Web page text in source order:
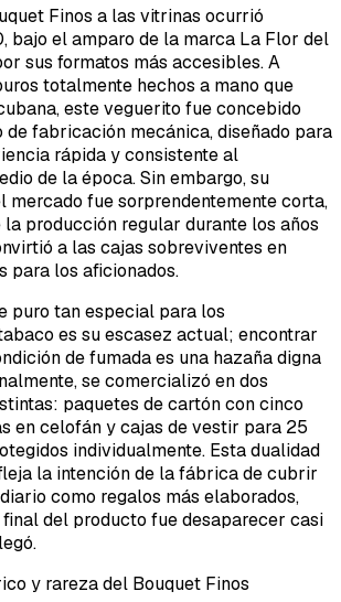
Finos a las vitrinas ocurrió
bajo el amparo de la marca La Flor del
sus formatos más accesibles. A
totalmente hechos a mano que
este veguerito fue concebido
de fabricación mecánica, diseñado para
rápida y consistente al
de la época. Sin embargo, su
mercado fue sorprendentemente corta,
producción regular durante los años
a las cajas sobreviventes en
para los aficionados.
puro tan especial para los
es su escasez actual; encontrar
de fumada es una hazaña digna
se comercializó en dos
paquetes de cartón con cinco
en celofán y cajas de vestir para 25
individualmente. Esta dualidad
la intención de la fábrica de cubrir
como regalos más elaborados,
del producto fue desaparecer casi